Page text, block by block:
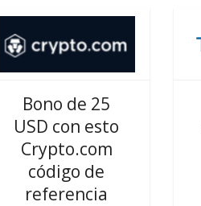
Bono de 25
USD con esto
Crypto.com
código de
referencia